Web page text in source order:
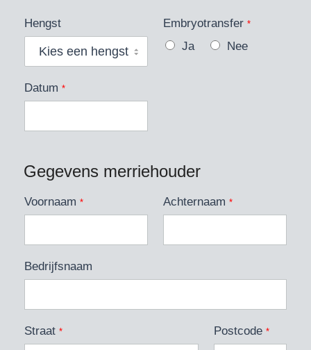
Hengst Embryotransfer *
Ja Nee
Datum *
Gegevens merriehouder
Voornaam * Achternaam *
Bedrijfsnaam
Straat * Postcode*